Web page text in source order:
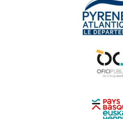
Hestau Pâques en
La Passem, Dusau
Inauguracion de La